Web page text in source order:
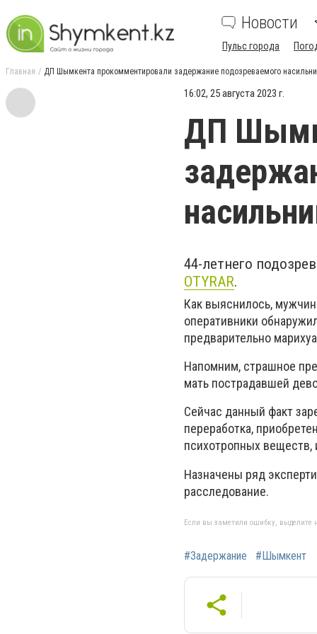
Новости
Пульс города
Главная ДП Шымкента прокомментировали задержание подозреваемого
16:02, 25 августа 2023 г.
ДП
44-летнего
OTYRAR.
Как выяснилось,
оперативники
предварительно
Напомним, страшное
мать пострадавшей
Сейчас данный факт
переработка,
психотропных веществ,
Назначены ряд
расследование.
Если вы заметили ошибку, выделите
#Задержание #Шымкент